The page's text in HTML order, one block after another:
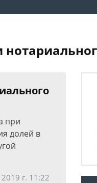
при
долей в
г. 11:22